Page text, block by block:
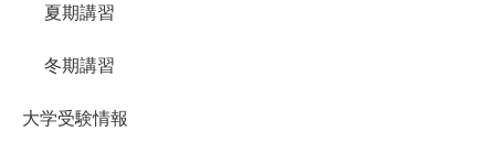
夏期講習
冬期講習
大学受験情報